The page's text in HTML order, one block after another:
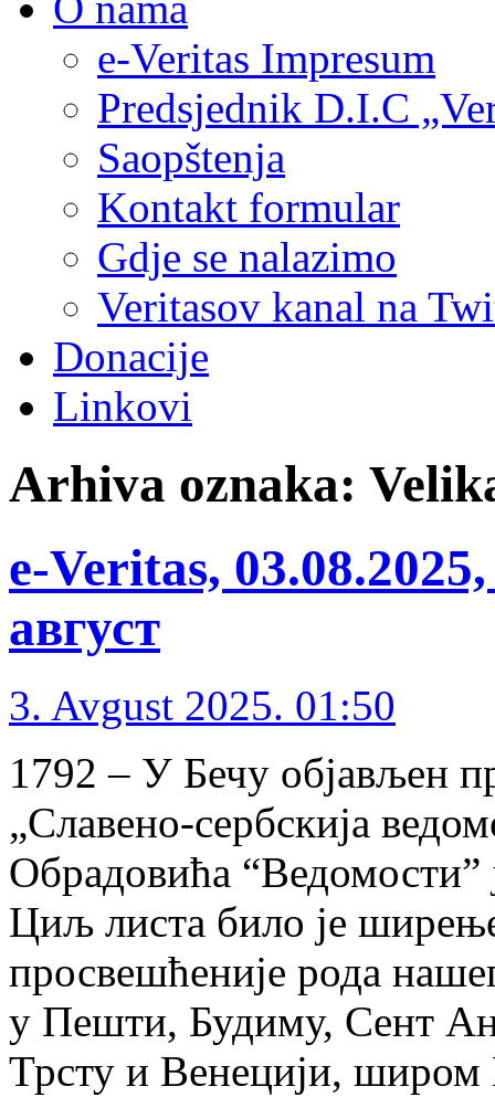
e-Veritas Impresum
Predsjednik D.I.C
Saopštenja
Kontakt formular
Gdje se nalazimo
Veritasov kanal na
Donacije
Linkovi
Arhiva oznaka:
e-Veritas,
август
3. Avgust 2025. 01:50
1792 – У Бечу објављен
„Славено-сербскија
Обрадовића
Циљ листа било је
просвешћеније рода
у Пешти, Будиму, Сент
Трсту и Венецији,